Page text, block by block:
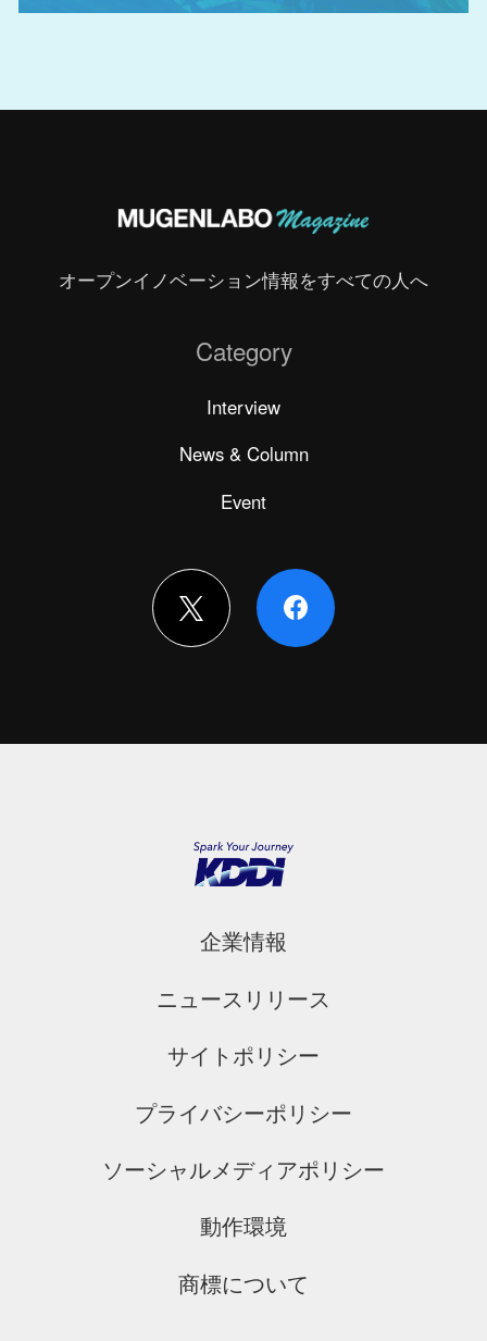
オープンイノベーション情報をすべての人へ
Category
Interview
News & Column
Event
企業情報
ニュースリリース
サイトポリシー
プライバシーポリシー
ソーシャルメディアポリシー
動作環境
商標について